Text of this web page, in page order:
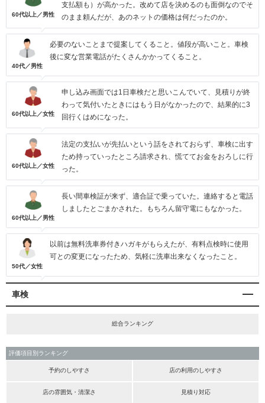
60代以上／男性
支払額も）が高かった。改めて店を決めるのも面倒なのでそ
のまま頼んだが、あのネットの価格は何だったのか。
40代／男性
必要のないことまで提案してくること。値段が高いこと。車検
後に変な営業電話がたくさんかかってくること。
60代以上／女性
申し込み画面では1日車検だと思いこんでいて、見積りが終
わって気付いたときにはもう日がなかったので、結果的に3
回行くはめになった。
60代以上／女性
法定の支払いが先払いという話をされておらず、車検に出す
ため持っていったところ請求され、慌ててお金をおろしに行
った。
60代以上／男性
長い間車検証が来ず、適合証で乗っていた。連絡すると電話
しましたとごまかされた。もちろん留守電にもなかった。
50代／女性
以前は無料洗車券付きハガキがもらえたが、有料点検時に使用
可との変更になったため、気軽に洗車出来なくなったこと。
車検
総合ランキング
評価項目別ランキング
予約のしやすさ 店の利用のしやすさ
店の雰囲気・清潔さ 見積り対応